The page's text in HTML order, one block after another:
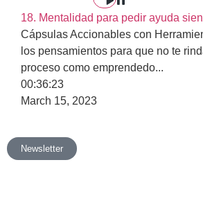
18. Mentalidad para pedir ayuda
Cápsulas Accionables con
los pensamientos para que no te
proceso como emprendedo...
00:36:23
March 15, 2023
Newsletter